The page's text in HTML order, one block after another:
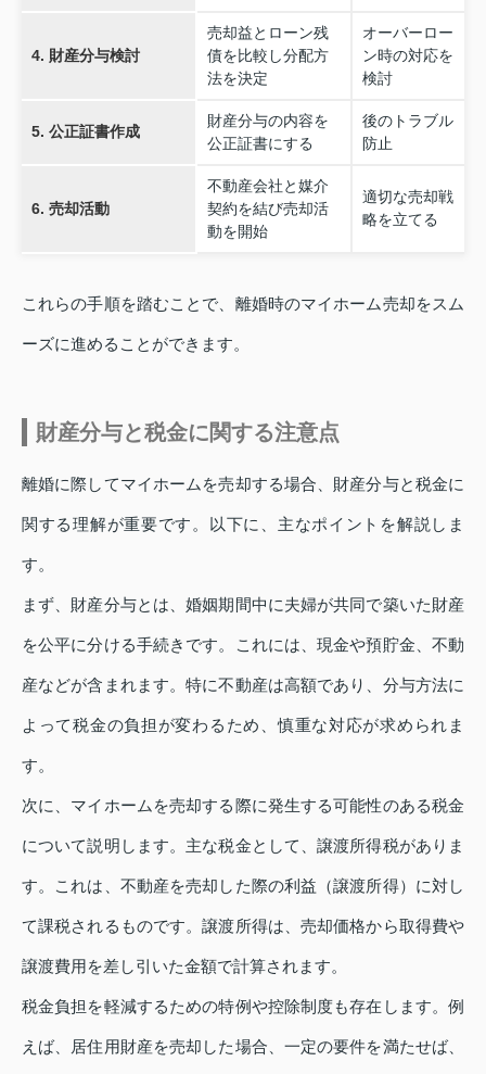
4. 財産分与検討
売却益とローン残
債を比較し分配方
法を決定
オーバーロー
ン時の対応を
検討
5. 公正証書作成
財産分与の内容を
公正証書にする
後のトラブル
防止
6. 売却活動
不動産会社と媒介
契約を結び売却活
動を開始
適切な売却戦
略を立てる
これらの手順を踏むことで、離婚時のマイホーム売却をスム
ーズに進めることができます。
財産分与と税金に関する注意点
離婚に際してマイホームを売却する場合、財産分与と税金に
関する理解が重要です。以下に、主なポイントを解説しま
す。
まず、財産分与とは、婚姻期間中に夫婦が共同で築いた財産
を公平に分ける手続きです。これには、現金や預貯金、不動
産などが含まれます。特に不動産は高額であり、分与方法に
よって税金の負担が変わるため、慎重な対応が求められま
す。
次に、マイホームを売却する際に発生する可能性のある税金
について説明します。主な税金として、譲渡所得税がありま
す。これは、不動産を売却した際の利益（譲渡所得）に対し
て課税されるものです。譲渡所得は、売却価格から取得費や
譲渡費用を差し引いた金額で計算されます。
税金負担を軽減するための特例や控除制度も存在します。例
えば、居住用財産を売却した場合、一定の要件を満たせば、